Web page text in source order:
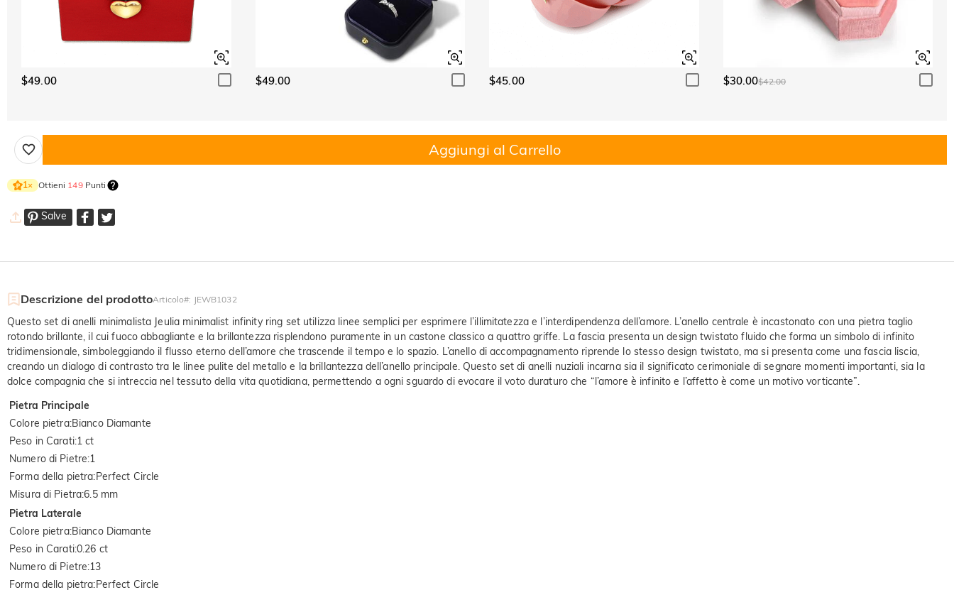
$49.00 $49.00 $45.00 $30.00$42.00
Aggiungi al Carrello
1× Ottieni 149Punti
Salve
Descrizione del prodottoArticolo#: JEWB1032
Questo set di anelli minimalista Jeulia minimalist infinity ring set utilizza linee semplici per esprimere l’illimitatezza e l’interdipendenza dell’amore. L’anello centrale è incastonato con una pietra taglio
rotondo brillante, il cui fuoco abbagliante e la brillantezza risplendono puramente in un castone classico a quattro griffe. La fascia presenta un design twistato fluido che forma un simbolo di infinito
tridimensionale, simboleggiando il flusso eterno dell’amore che trascende il tempo e lo spazio. L’anello di accompagnamento riprende lo stesso design twistato, ma si presenta come una fascia liscia,
creando un dialogo di contrasto tra le linee pulite del metallo e la brillantezza dell’anello principale. Questo set di anelli nuziali incarna sia il significato cerimoniale di segnare momenti importanti, sia la
dolce compagnia che si intreccia nel tessuto della vita quotidiana, permettendo a ogni sguardo di evocare il voto duraturo che “l’amore è infinito e l’affetto è come un motivo vorticante”.
Pietra Principale
Colore pietra:Bianco Diamante
Peso in Carati:1 ct
Numero di Pietre:1
Forma della pietra:Perfect Circle
Misura di Pietra:6.5 mm
Pietra Laterale
Colore pietra:Bianco Diamante
Peso in Carati:0.26 ct
Numero di Pietre:13
Forma della pietra:Perfect Circle